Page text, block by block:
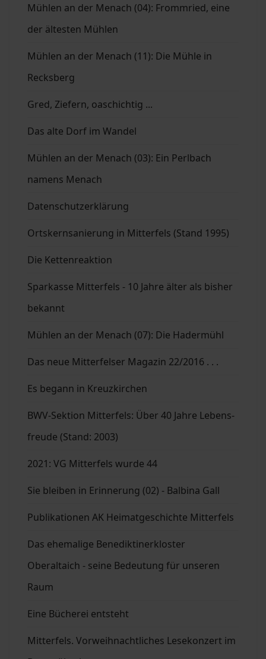
Mühlen an der Menach (04): Frommried, eine
der ältesten Mühlen
Mühlen an der Menach (11): Die Mühle in
Recksberg
Gred, Ziefern, oaschichtig ...
Das alte Dorf im Wandel
Mühlen an der Menach (03): Ein Perlbach
namens Menach
Datenschutzerklärung
Ortskernsanierung in Mitterfels (Stand 1995)
Die Kettenreaktion
Sparkasse Mitterfels - 10 Jahre älter als bisher
bekannt
Mühlen an der Menach (07): Die Hadermühl
Das neue Mitterfelser Magazin 22/2016 . . .
Es begann in Kreuzkirchen
BWV-Sektion Mitterfels: Über 40 Jahre Lebens-
freude (Stand: 2003)
2021: VG Mitterfels wurde 44
Sie bleiben in Erinnerung (02) - Balbina Gall
Publikationen AK Heimatgeschichte Mitterfels
Das ehemalige Benediktinerkloster
Oberaltaich - seine Bedeutung für unseren
Raum
Eine Bücherei entsteht
Mitterfels. Vorweihnachtliches Lesekonzert im